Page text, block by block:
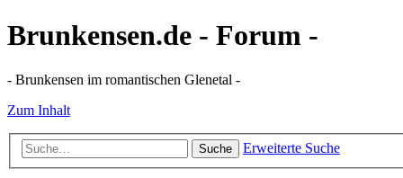
Brunkensen.de - Forum -
- Brunkensen im romantischen Glenetal -
Zum Inhalt
Suche Erweiterte Suche